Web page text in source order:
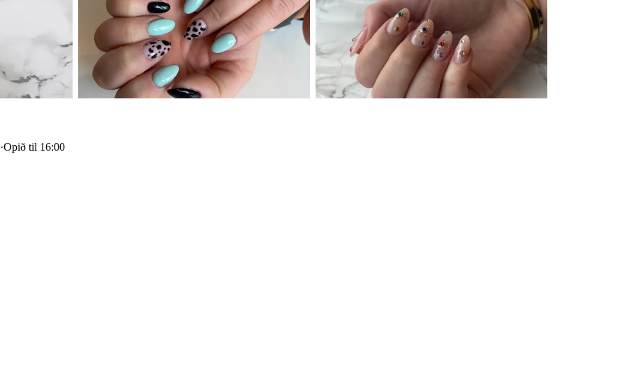
·Opið til 16:00